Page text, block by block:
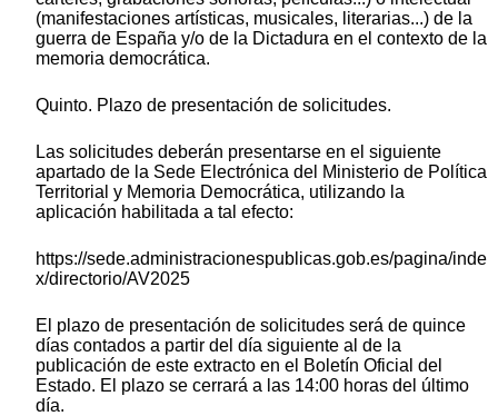
(manifestaciones artísticas, musicales, literarias...) de la
guerra de España y/o de la Dictadura en el contexto de la
memoria democrática.
Quinto. Plazo de presentación de solicitudes.
Las solicitudes deberán presentarse en el siguiente
apartado de la Sede Electrónica del Ministerio de Política
Territorial y Memoria Democrática, utilizando la
aplicación habilitada a tal efecto:
https://sede.administracionespublicas.gob.es/pagina/inde
x/directorio/AV2025
El plazo de presentación de solicitudes será de quince
días contados a partir del día siguiente al de la
publicación de este extracto en el Boletín Oficial del
Estado. El plazo se cerrará a las 14:00 horas del último
día.